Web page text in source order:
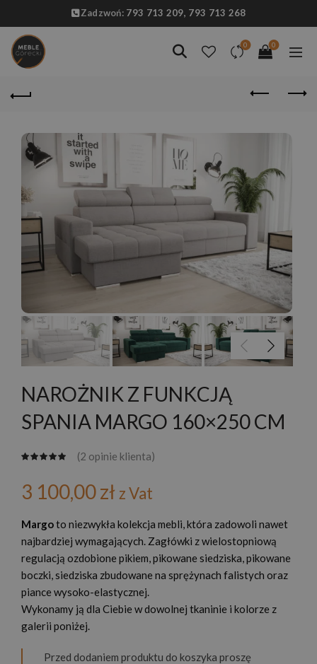
Zadzwoń: 793 713 209, 793 713 268
0 0
NAROŻNIK Z FUNKCJĄ
SPANIA MARGO 160×250 CM
(2 opinie klienta)
3 100,00zł z Vat
Margoto niezwykła kolekcja mebli, która zadowoli nawet
najbardziej wymagających. Zagłówki z wielostopniową
regulacją ozdobione pikiem, pikowane siedziska, pikowane
boczki, siedziska zbudowane na sprężynach falistych oraz
piance wysoko-elastycznej.
Wykonamy ją dla Ciebie w dowolnej tkaninie i kolorze z
galerii poniżej.
Przed dodaniem produktu do koszyka proszę